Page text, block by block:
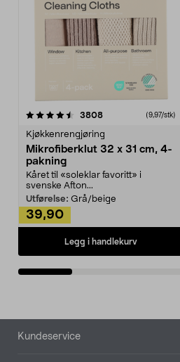
3808anmeldelser(9,97/stk)
Kjøkkenrengjøring
Mikrofiberklut 32 x 31 cm, 4-
pakning
Kåret til «soleklar favoritt» i
svenske Afton...
Utførelse: Grå/beige
39,90
Legg i handlekurv
4.5av 5 stjerner
Bunntekst
Kundeservice